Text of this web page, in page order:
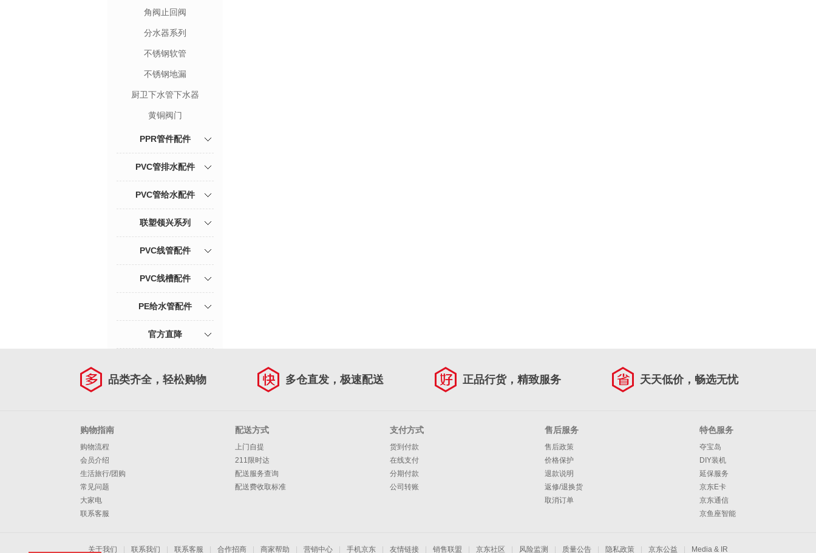
角阀止回阀
分水器系列
不锈钢软管
不锈钢地漏
厨卫下水管下水器
黄铜阀门
PPR管件配件
PVC管排水配件
PVC管给水配件
联塑领兴系列
PVC线管配件
PVC线槽配件
PE给水管配件
官方直降
品类齐全，轻松购物 多仓直发，极速配送 正品行货，精致服务 天天低价，畅选无忧
购物指南
购物流程
会员介绍
生活旅行/团购
常见问题
大家电
联系客服
配送方式
上门自提
211限时达
配送服务查询
配送费收取标准
支付方式
货到付款
在线支付
分期付款
公司转账
售后服务
售后政策
价格保护
退款说明
返修/退换货
取消订单
特色服务
夺宝岛
DIY装机
延保服务
京东E卡
京东通信
京鱼座智能
关于我们 联系我们 联系客服 合作招商 商家帮助 营销中心 手机京东 友情链接 销售联盟 京东社区 风险监测 质量公告 隐私政策 京东公益 Media & IR